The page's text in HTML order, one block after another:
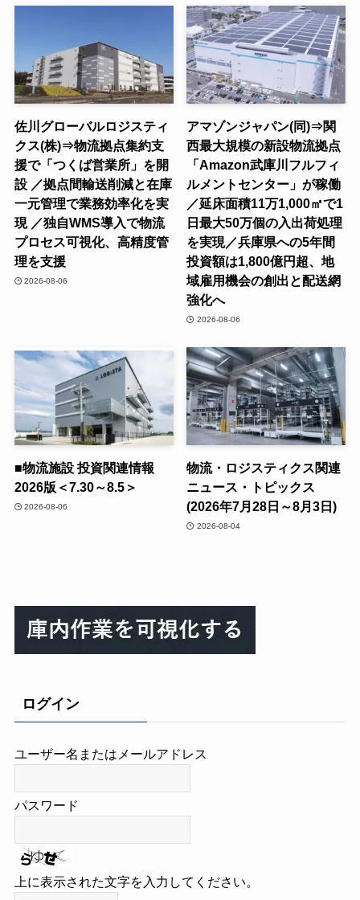
佐川グローバルロジスティ
クス(株)⇒物流拠点集約支
援で「つくば営業所」を開
設 ／拠点間輸送削減と在庫
一元管理で業務効率化を実
現 ／独自WMS導入で物流
プロセス可視化、高精度管
理を支援
2026-08-06
アマゾンジャパン(同)⇒関
西最大規模の新設物流拠点
「Amazon武庫川フルフィ
ルメントセンター」が稼働
／延床面積11万1,000㎡で1
日最大50万個の入出荷処理
を実現／兵庫県への5年間
投資額は1,800億円超、地
域雇用機会の創出と配送網
強化へ
2026-08-06
■物流施設 投資関連情報
2026版＜7.30～8.5＞
2026-08-06
物流・ロジスティクス関連
ニュース・トピックス
(2026年7月28日～8月3日)
2026-08-04
ログイン
ユーザー名またはメールアドレス
パスワード
上に表示された文字を入力してください。